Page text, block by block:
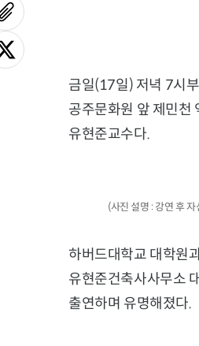
금일(17일) 저녁 7시
공주문화원 앞 제민천
유현준교수다.
(사진 설명 : 강연 후
하버드대학교 대학원
유현준건축사사무소
출연하며 유명해졌다.